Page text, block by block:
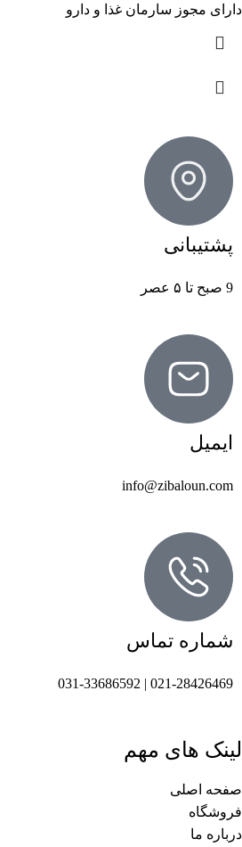
دارای مجوز سارمان غذا و دارو
پشتیبانی
9 صبح تا ۵ عصر
ایمیل
info@zibaloun.com
شماره تماس
021-28426469 | 031-33686592
لینک های مهم
صفحه اصلی
فروشگاه
درباره ما